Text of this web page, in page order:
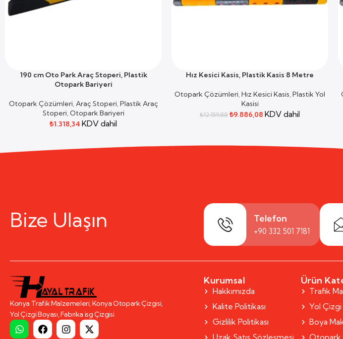
SEPETE EKLE
190 cm Oto Park Araç Stoperi, Plastik
Otopark Bariyeri
Otopark Çözümleri,Araç Stoperi,Plastik Araç
Stoperi,Otopark Bariyeri
₺1.318,34 KDV dahil
SEPETE EKLE
Hız Kesici Kasis, Plastik Kasis 8 Metre
Otopark Çözümleri,Hız Kesici Kasis,Plastik Yol
Kasisi
₺12.159,88 ₺9.886,08 KDV dahil
Bize Ulaşın Telefon
+90 332 501 7181
Konya Trafik Malzemeleri, Konya Otopark Çizgisi,
Yol Çizgi Boyası, Fabrika isg Çizgisi
Kurumsal
Hakkımızda
Kalite Politikası
Gizlilik Politikası
Ürün
Trafik
Yol Çizgi
Boya